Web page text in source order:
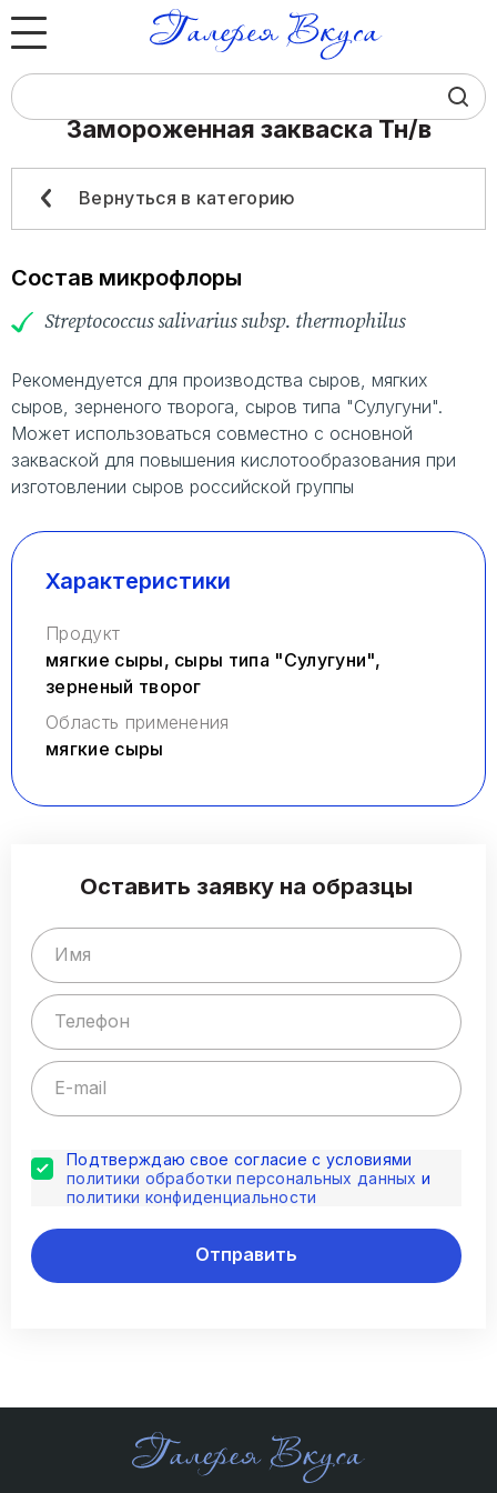
Юридическим лицам
Физическим лицам
Каталог
О компании
+7 (383) 383‒07‒24
Замороженная закваска Тн/в
Вернуться в категорию
Состав микрофлоры
Streptococcus salivarius subsp. thermophilus
Рекомендуется для производства сыров, мягких
сыров, зерненого творога, сыров типа "Сулугуни".
Может использоваться совместно с основной
закваской для повышения кислотообразования при
изготовлении сыров российской группы
Характеристики
Продукт
мягкие сыры, сыры типа "Сулугуни",
зерненый творог
Область применения
мягкие сыры
Оставить заявку на образцы
Подтверждаю свое согласие с условиями
политики обработки персональных данных и
политики конфиденциальности
Отправить